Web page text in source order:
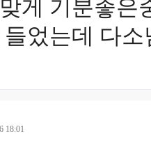
게 기분좋
들었는데 다
18:01